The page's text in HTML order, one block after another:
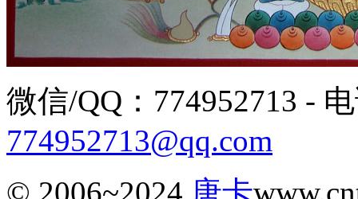
微信/QQ：774952713 -
774952713@qq.com